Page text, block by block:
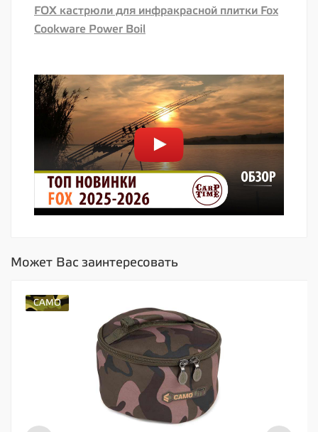
FOX кастрюли для инфракрасной плитки Fox
Cookware Power Boil
Может Вас заинтересовать
CAMO